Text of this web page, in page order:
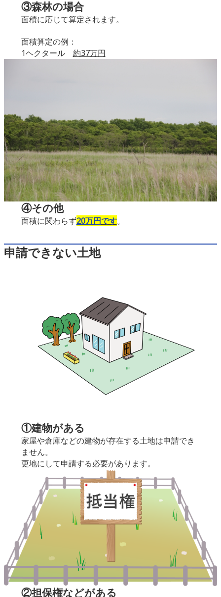
③森林の場合
面積に応じて算定されます。
面積算定の例：
1ヘクタール 約37万円
④その他
面積に関わらず20万円です。
申請できない土地
①建物がある
家屋や倉庫などの建物が存在する土地は申請でき
ません。
更地にして申請する必要があります。
②担保権などがある